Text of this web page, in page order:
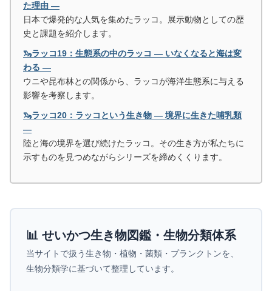
た理由 ―
日本で爆発的な人気を集めたラッコ。展示動物としての歴
史と課題を紹介します。
🦦ラッコ19：生態系の中のラッコ ― いなくなると海は変
わる ―
ウニや昆布林との関係から、ラッコが海洋生態系に与える
影響を考察します。
🦦ラッコ20：ラッコという生き物 ― 境界に生きた哺乳類
―
陸と海の境界を選び続けたラッコ。その生き方が私たちに
示すものを見つめながらシリーズを締めくくります。
📊 せいかつ生き物図鑑・生物分類体系
当サイトで扱う生き物・植物・菌類・プランクトンを、
生物分類学に基づいて整理しています。